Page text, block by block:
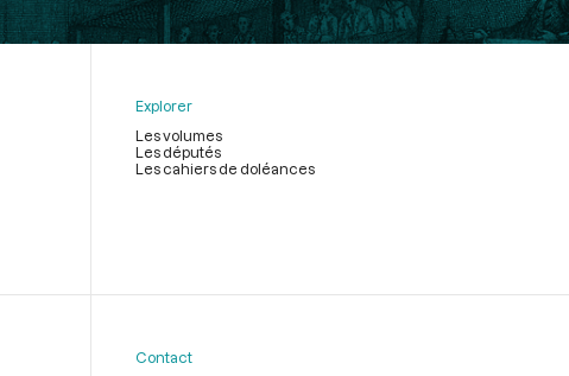
Explorer
Les volumes
Les députés
Les cahiers de doléances
Contact